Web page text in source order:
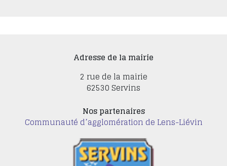
Adresse de la mairie
2 rue de la mairie
62530 Servins
Nos partenaires
Communauté d’agglomération de Lens-Liévin